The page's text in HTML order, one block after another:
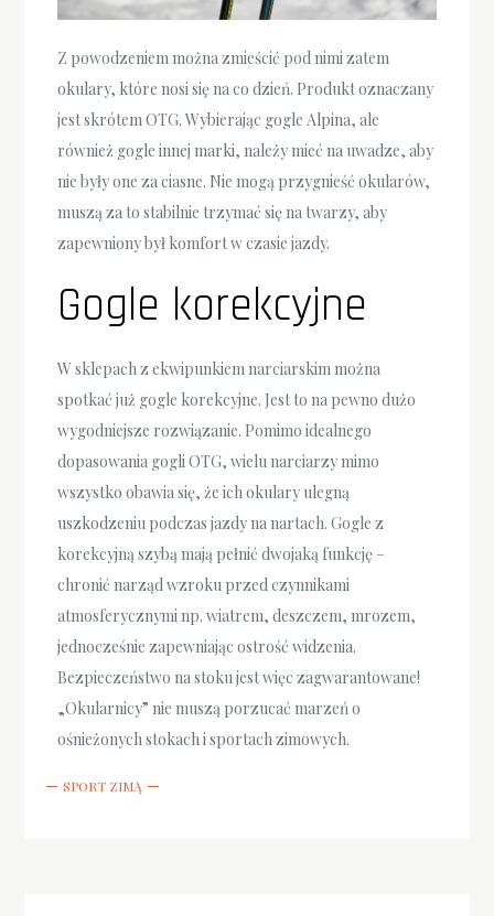
Z powodzeniem można zmieścić pod nimi zatem
okulary, które nosi się na co dzień. Produkt oznaczany
jest skrótem OTG. Wybierając gogle Alpina, ale
również gogle innej marki, należy mieć na uwadze, aby
nie były one za ciasne. Nie mogą przygnieść okularów,
muszą za to stabilnie trzymać się na twarzy, aby
zapewniony był komfort w czasie jazdy.
Gogle korekcyjne
W sklepach z ekwipunkiem narciarskim można
spotkać już gogle korekcyjne. Jest to na pewno dużo
wygodniejsze rozwiązanie. Pomimo idealnego
dopasowania gogli OTG, wielu narciarzy mimo
wszystko obawia się, że ich okulary ulegną
uszkodzeniu podczas jazdy na nartach. Gogle z
korekcyjną szybą mają pełnić dwojaką funkcję –
chronić narząd wzroku przed czynnikami
atmosferycznymi np. wiatrem, deszczem, mrozem,
jednocześnie zapewniając ostrość widzenia.
Bezpieczeństwo na stoku jest więc zagwarantowane!
„Okularnicy” nie muszą porzucać marzeń o
ośnieżonych stokach i sportach zimowych.
SPORT ZIMĄ